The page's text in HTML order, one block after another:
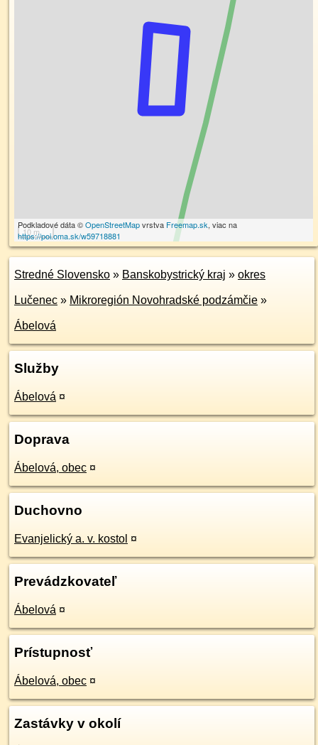
10 m
Podkladové dáta ©OpenStreetMapvrstva Freemap.sk, viac na
https://poi.oma.sk/w59718881
Stredné Slovensko » Banskobystrický kraj » okres
Lučenec » Mikroregión Novohradské podzámčie »
Ábelová
Služby
Ábelová ¤
Doprava
Ábelová, obec ¤
Duchovno
Evanjelický a. v. kostol ¤
Prevádzkovateľ
Ábelová ¤
Prístupnosť
Ábelová, obec ¤
Zastávky v okolí